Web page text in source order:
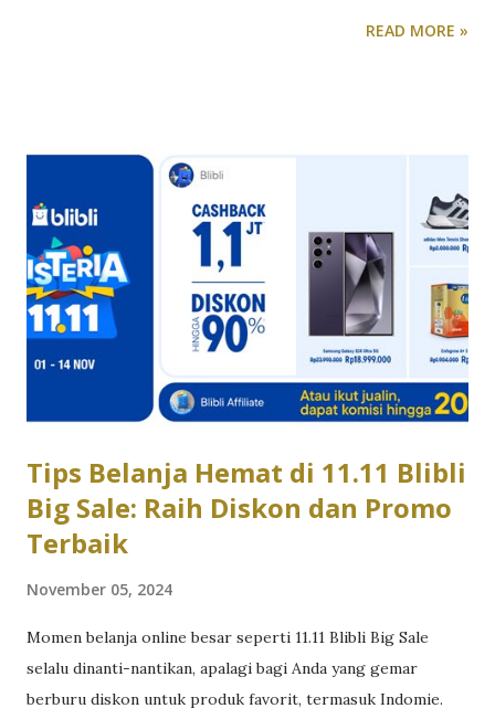
situasi ini, Anda hanya perlu menekan satu tombol Copilot
ringan dan cepat selesai. Dengan performa AI yang
canggih, laptop terbaik anyar Asus ini tak hanya sekadar
perangkat kerja biasa; ia seakan menjadi asisten setia yang
membantu menyederhanakan tugas-tugas kompleks,
menyusun data, hingga meningkatkan produktivitasmu
setiap hari. Inilah salah satu dari banyak alasan mengapa
ASUS Zenbook S 14 OLED menjadi pilihan ideal bagi mereka
yang mencari laptop tipis dengan teknologi mutakhir.
Selanjutnya, mari kita lihat lima alasan utama mengapa
READ MORE »
Tips Belanja Hemat di 11.11 Blibli
Big Sale: Raih Diskon dan Promo
Terbaik
November 05, 2024
Momen belanja online besar seperti 11.11 Blibli Big Sale
selalu dinanti-nantikan, apalagi bagi Anda yang gemar
berburu diskon untuk produk favorit, termasuk Indomie.